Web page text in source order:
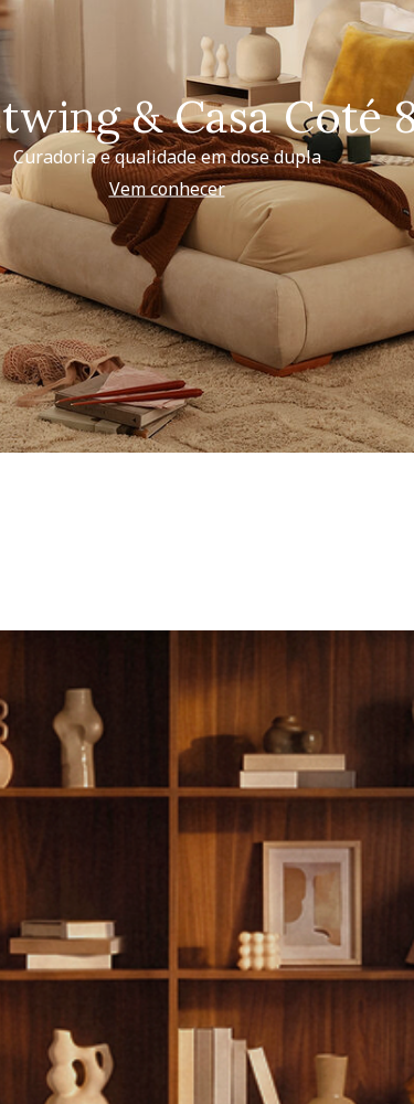
& Casa Coté
Curadoria e qualidade em dose dupla
Vem conhecer